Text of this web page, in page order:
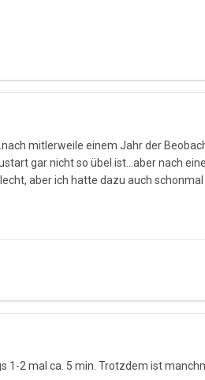
mitlerweile einem Jahr der
gar nicht so übel ist...aber nach
aber ich hatte dazu auch schonmal
1-2 mal ca. 5 min. Trotzdem ist